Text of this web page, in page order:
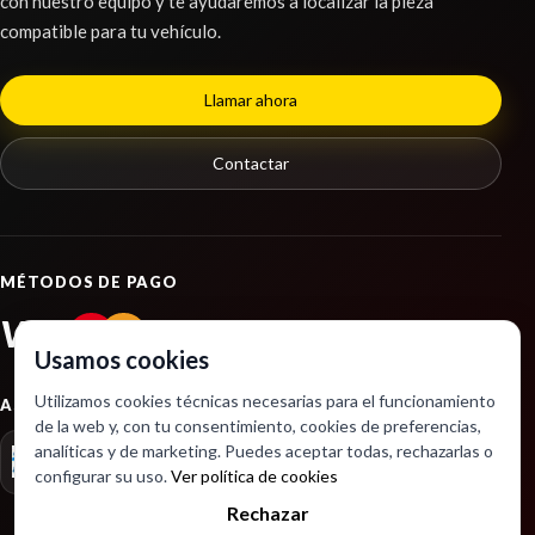
TAPA EXTERIOR COMBUSTIBLE
Ref: 2256906
compatible para tu vehículo.
Llamar ahora
Contactar
MÉTODOS DE PAGO
VISA PayPal
ASOCIACIONES
Usamos cookies
Utilizamos cookies técnicas necesarias para el funcionamiento
de la web y, con tu consentimiento, cookies de preferencias,
analíticas y de marketing. Puedes aceptar todas, rechazarlas o
configurar su uso.Ver política de cookies
Rechazar